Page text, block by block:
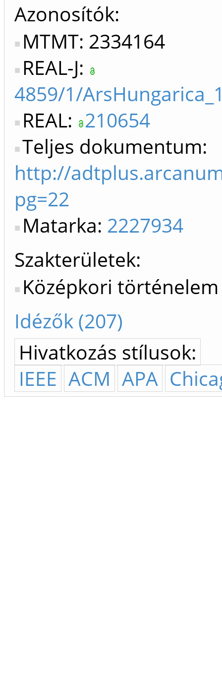
Azonosítók
MTMT: 2334164
REAL-J:
4859/1/
REAL: 210654
Teljes dokumentum:
http://
pg=22
Matarka: 2227934
Szakterületek:
Középkori történelem
Idézők (207)
Hivatkozás stílusok:
IEEE ACM APA